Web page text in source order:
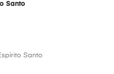
Santo
Santo